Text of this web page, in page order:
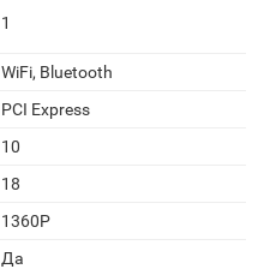
1
WiFi, Bluetooth
PCI Express
10
18
1360P
Да